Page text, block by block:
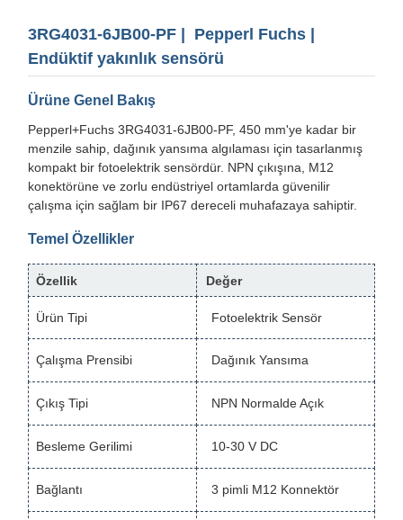
3RG4031-6JB00-PF | Pepperl Fuchs |
Endüktif yakınlık sensörü
Ürüne Genel Bakış
Pepperl+Fuchs 3RG4031-6JB00-PF, 450 mm'ye kadar bir
menzile sahip, dağınık yansıma algılaması için tasarlanmış
kompakt bir fotoelektrik sensördür. NPN çıkışına, M12
konektörüne ve zorlu endüstriyel ortamlarda güvenilir
çalışma için sağlam bir IP67 dereceli muhafazaya sahiptir.
Temel Özellikler
Özellik Değer
Ürün Tipi Fotoelektrik Sensör
Çalışma Prensibi Dağınık Yansıma
Çıkış Tipi NPN Normalde Açık
Besleme Gerilimi 10-30 V DC
Bağlantı 3 pimli M12 Konnektör